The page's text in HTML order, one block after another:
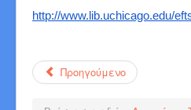
http://www.lib.uchicago.edu/
Προηγούμενο